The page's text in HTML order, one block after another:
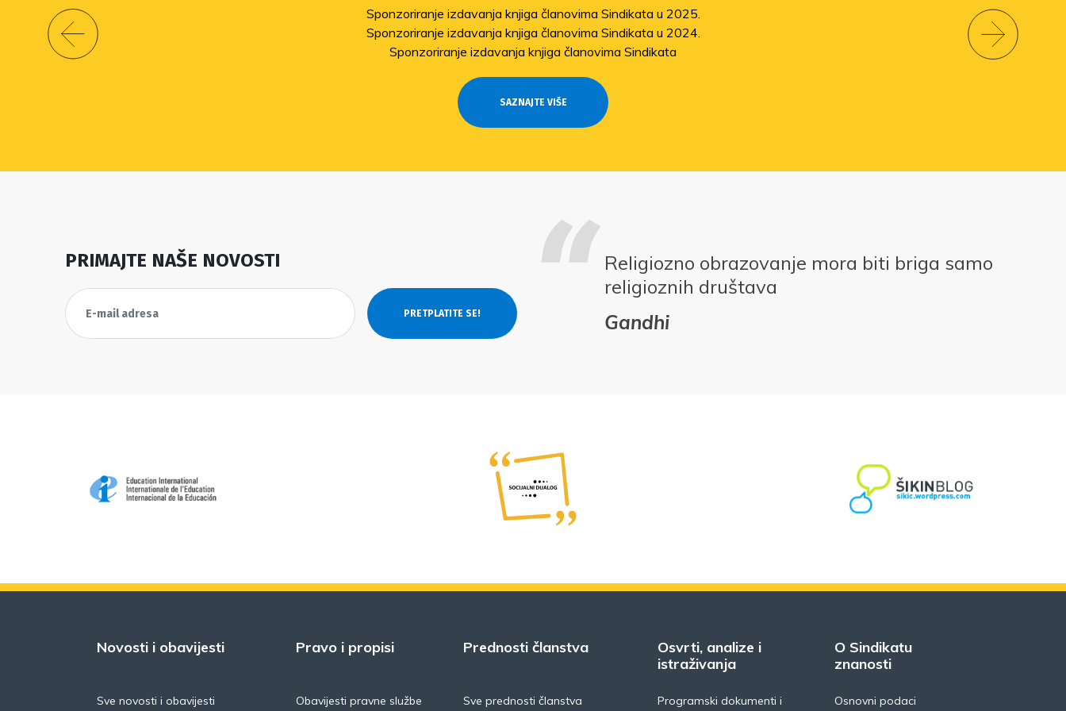
Sponzoriranje izdavanja knjiga članovima Sindikata u 2025.
Sponzoriranje izdavanja knjiga članovima Sindikata u 2024.
Sponzoriranje izdavanja knjiga članovima Sindikata
SAZNAJTE VIŠE
PRIMAJTE NAŠE NOVOSTI
Religiozno obrazovanje mora biti briga samo
religioznih društava
Gandhi
Novosti i obavijesti
Sve novosti i obavijesti
Pravo i propisi
Obavijesti pravne službe
Prednosti članstva
Sve prednosti članstva
Osvrti, analize i
istraživanja
Programski dokumenti i
O Sindikatu
znanosti
Osnovni podaci